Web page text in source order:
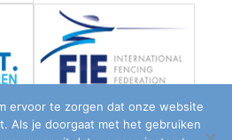
ervoor te zorgen dat onze website
Als je doorgaat met het gebruiken